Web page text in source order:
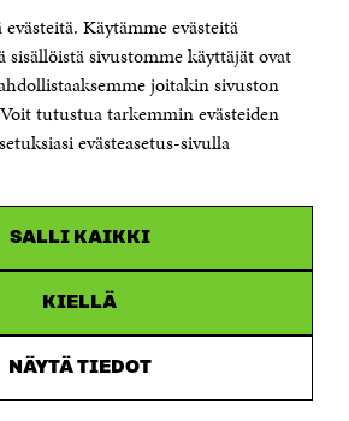
Käytämme evästeitä
sisällöistä sivustomme käyttäjät ovat
joitakin sivuston
tutustua tarkemmin evästeiden
evästeasetus-sivulla
SALLI KAIKKI
KIELLÄ
NÄYTÄ TIEDOT
618 991
072
sitra@sitra.fi
3